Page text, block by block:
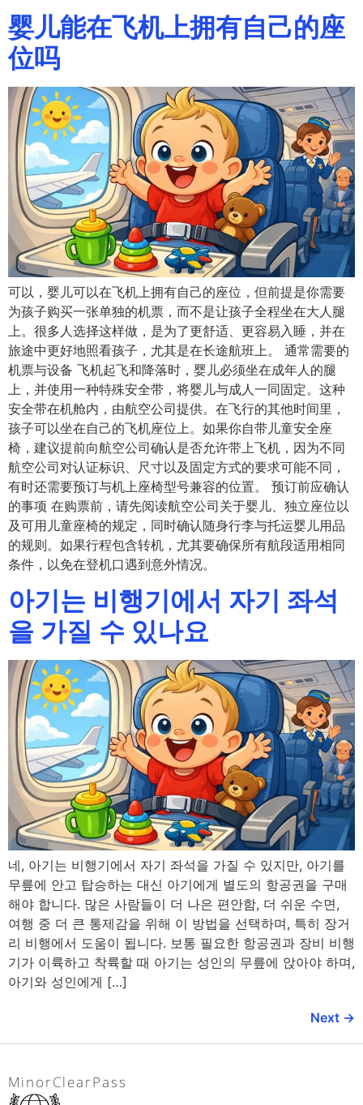
婴儿能在飞机上拥有自己的座
位吗
可以，婴儿可以在飞机上拥有自己的座位，但前提是你需要
为孩子购买一张单独的机票，而不是让孩子全程坐在大人腿
上。很多人选择这样做，是为了更舒适、更容易入睡，并在
旅途中更好地照看孩子，尤其是在长途航班上。 通常需要的
机票与设备 飞机起飞和降落时，婴儿必须坐在成年人的腿
上，并使用一种特殊安全带，将婴儿与成人一同固定。这种
安全带在机舱内，由航空公司提供。在飞行的其他时间里，
孩子可以坐在自己的飞机座位上。如果你自带儿童安全座
椅，建议提前向航空公司确认是否允许带上飞机，因为不同
航空公司对认证标识、尺寸以及固定方式的要求可能不同，
有时还需要预订与机上座椅型号兼容的位置。 预订前应确认
的事项 在购票前，请先阅读航空公司关于婴儿、独立座位以
及可用儿童座椅的规定，同时确认随身行李与托运婴儿用品
的规则。如果行程包含转机，尤其要确保所有航段适用相同
条件，以免在登机口遇到意外情况。
아기는 비행기에서 자기 좌석
을 가질 수 있나요
네, 아기는 비행기에서 자기 좌석을 가질 수 있지만, 아기를
무릎에 안고 탑승하는 대신 아기에게 별도의 항공권을 구매
해야 합니다. 많은 사람들이 더 나은 편안함, 더 쉬운 수면,
여행 중 더 큰 통제감을 위해 이 방법을 선택하며, 특히 장거
리 비행에서 도움이 됩니다. 보통 필요한 항공권과 장비 비행
기가 이륙하고 착륙할 때 아기는 성인의 무릎에 앉아야 하며,
아기와 성인에게 […]
Next →
MinorClearPass